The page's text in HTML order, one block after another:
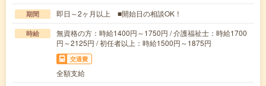
期間 即日～2ヶ月以上 ■開始日の相談OK！
時給
無資格の方：時給1400円～1750円 / 介護福祉士：時給1700
円～2125円 / 初任者以上：時給1500円～1875円
交通費
全額支給